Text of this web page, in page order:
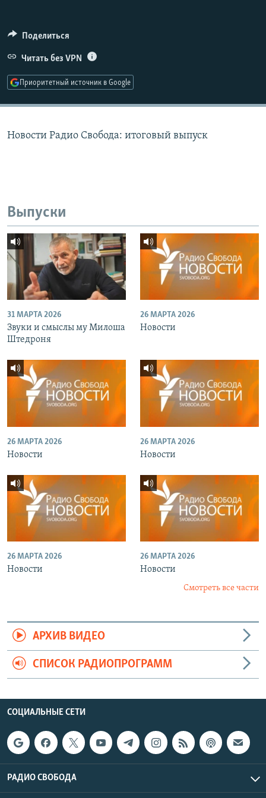
ПОДПИШИТЕСЬ НА РАССЫЛКУ
СОЦИАЛЬНЫЕ СЕТИ
Поделиться
Читать без VPN
Приоритетный источник в Google
Новости Радио Свобода: итоговый выпуск
Выпуски
31 МАРТА 2026
Звуки и смыслы му Милоша
Штедроня
26 МАРТА 2026
Новости
26 МАРТА 2026
Новости
26 МАРТА 2026
Новости
26 МАРТА 2026
Новости
26 МАРТА 2026
Новости
Смотреть все части
АРХИВ ВИДЕО
СПИСОК РАДИОПРОГРАММ
СОЦИАЛЬНЫЕ СЕТИ
РАДИО СВОБОДА